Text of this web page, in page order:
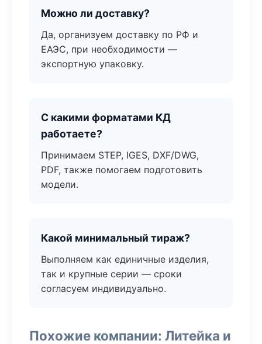
Можно ли доставку?
Да, организуем доставку по РФ и
ЕАЭС, при необходимости —
экспортную упаковку.
С какими форматами КД
работаете?
Принимаем STEP, IGES, DXF/DWG,
PDF, также помогаем подготовить
модели.
Какой минимальный тираж?
Выполняем как единичные изделия,
так и крупные серии — сроки
согласуем индивидуально.
Похожие компании: Литейка и